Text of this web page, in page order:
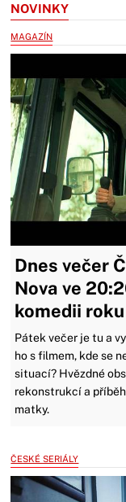
NOVINKY
MAGAZÍN
Dnes večer
Nova ve
komedii roku
Pátek večer je tu a
ho s filmem, kde se
situací? Hvězdné
rekonstrukcí a
matky.
ČESKÉ SERIÁLY